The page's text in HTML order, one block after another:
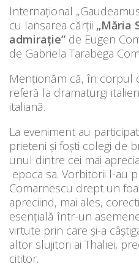
Internațional
cu lansarea cărții „Măria
admirație” de Eugen
de Gabriela Tarabega
Menționăm că, în corpul
referă la dramaturgi
italiană.
La eveniment au
prieteni și foști colegi de
unul dintre cei mai
epoca sa. Vorbitorii l-au
Comarnescu drept un
apreciind, mai ales,
esențială într-un
virtute prin care și-a
altor slujitori ai Thaliei,
cititor.